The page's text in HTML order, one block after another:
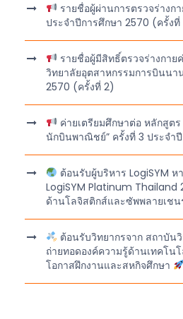
รายชื่อผู้ผ่านการตรวจร่างก
ประจำปีการศึกษา 2570 (ครั้งที่
รายชื่อผู้มีสิทธิ์ตรวจร่างกาย
วิทยาลัยอุตสาหกรรมการบินนา
2570 (ครั้งที่ 2)
ค่ายเตรียมศึกษาต่อ หลักสูต
นักบินพาณิชย์” ครั้งที่ 3 ประจำ
ต้อนรับผู้บริหาร LogiSYM
LogiSYM Platinum Thailand
ด้านโลจิสติกส์และซัพพลายเช
ต้อนรับวิทยากรจาก สถาบัน
ถ่ายทอดองค์ความรู้ด้านเทคโน
โอกาสฝึกงานและสหกิจศึกษา